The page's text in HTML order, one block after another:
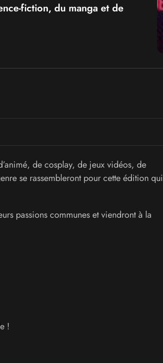
fiction, du manga et de
de cosplay, de jeux vidéos, de
se rassembleront pour cette édition qui
passions communes et viendront à la
!